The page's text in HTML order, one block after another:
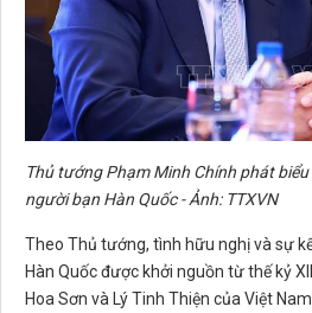
Thủ tướng Phạm Minh Chính phát
người bạn Hàn Quốc - Ảnh: TTXVN
Theo Thủ tướng, tình hữu nghị và sự
Hàn Quốc được khởi nguồn từ thế kỷ
Hoa Sơn và Lý Tinh Thiện của Việt